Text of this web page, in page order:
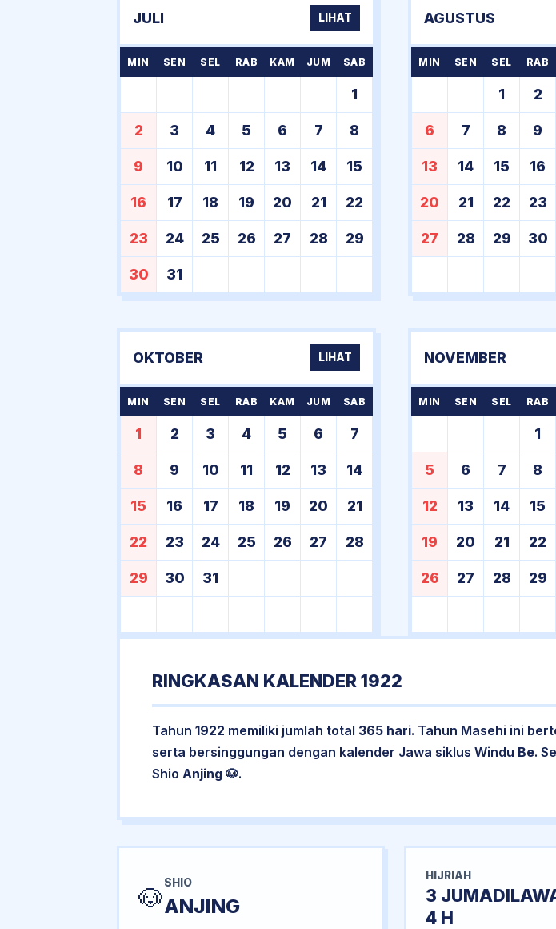
JULI LIHAT
MIN SEN SEL RAB KAM JUM SAB
1
2 3 4 5 6 7 8
9 10 11 12 13 14 15
16 17 18 19 20 21 22
23 24 25 26 27 28 29
30 31
AGUSTUS
MIN SEN SEL RAB
1 2
6 7 8 9
13 14 15 16
20 21 22 23
27 28 29 30
OKTOBER LIHAT
MIN SEN SEL RAB KAM JUM SAB
1 2 3 4 5 6 7
8 9 10 11 12 13 14
15 16 17 18 19 20 21
22 23 24 25 26 27 28
29 30 31
NOVEMBER
MIN SEN SEL RAB
1
5 6 7 8
12 13 14 15
19 20 21 22
26 27 28 29
RINGKASAN KALENDER 1922
Tahun 1922 memiliki jumlah total 365 hari. Tahun Masehi ini
serta bersinggungan dengan kalender Jawa siklus Windu Be.
Shio Anjing 🐶.
🐶SHIO
ANJING
HIJRIAH
3
4 H